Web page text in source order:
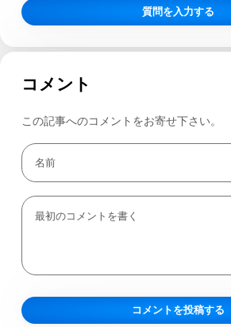
質問を入力する
コメント
この記事へのコメントをお寄せ下さい。